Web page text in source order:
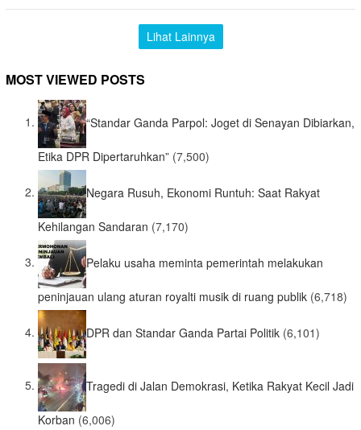
Lihat Lainnya
MOST VIEWED POSTS
“Standar Ganda Parpol: Joget di Senayan Dibiarkan,
Etika DPR Dipertaruhkan” (7,500)
Negara Rusuh, Ekonomi Runtuh: Saat Rakyat
Kehilangan Sandaran (7,170)
Pelaku usaha meminta pemerintah melakukan
peninjauan ulang aturan royalti musik di ruang publik (6,718)
DPR dan Standar Ganda Partai Politik (6,101)
Tragedi di Jalan Demokrasi, Ketika Rakyat Kecil Jadi
Korban (6,006)